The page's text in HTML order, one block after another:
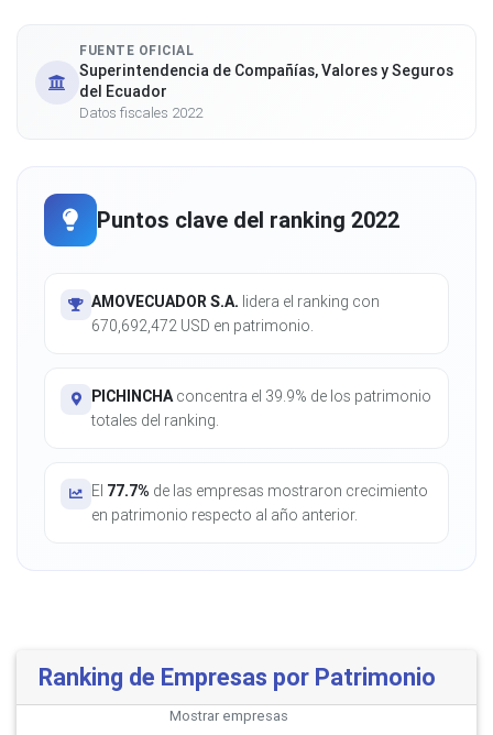
FUENTE OFICIAL
Superintendencia de Compañías, Valores y Seguros
del Ecuador
Datos fiscales 2022
Puntos clave del ranking 2022
AMOVECUADOR S.A. lidera el ranking con
670,692,472 USD en patrimonio.
PICHINCHAconcentra el 39.9% de los patrimonio
totales del ranking.
El 77.7% de las empresas mostraron crecimiento
en patrimonio respecto al año anterior.
Ranking de Empresas por Patrimonio
Mostrar empresas